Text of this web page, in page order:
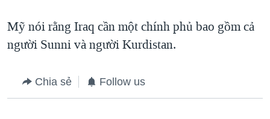
Mỹ nói rằng Iraq cần một chính phủ bao gồm cả
người Sunni và người Kurdistan.
Chia sẻ Follow us